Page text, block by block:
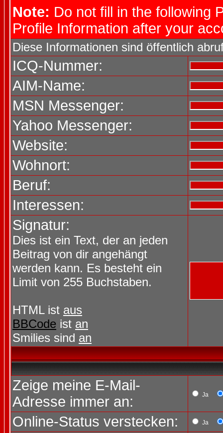
Note: Do not fill in the following
Profile Information after your
Diese Informationen sind öffentlich
ICQ-Nummer:
AIM-Name:
MSN Messenger:
Yahoo Messenger:
Website:
Wohnort:
Beruf:
Interessen:
Signatur:
Dies ist ein Text, der an jeden
Beitrag von dir angehängt
werden kann. Es besteht ein
Limit von 255 Buchstaben.
HTML ist aus
BBCode ist an
Smilies sind an
Zeige meine E-Mail-
Adresse immer an:
Ja
Online-Status verstecken: Ja